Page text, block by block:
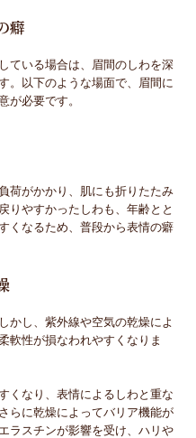
癖
ている場合は、眉間のしわを深
。以下のような場面で、眉間に
が必要です。
荷がかかり、肌にも折りたたみ
りやすかったしわも、年齢とと
くなるため、普段から表情の癖
かし、紫外線や空気の乾燥によ
軟性が損なわれやすくなりま
くなり、表情によるしわと重な
らに乾燥によってバリア機能が
ラスチンが影響を受け、ハリや